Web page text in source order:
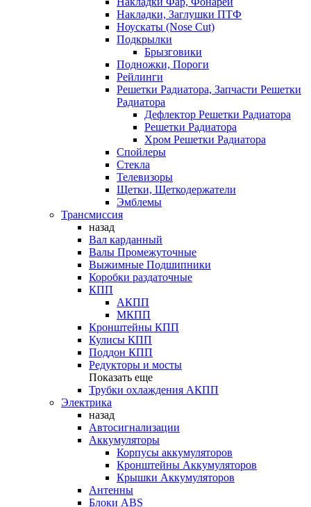
Накладки, Заглушки ПТФ
Ноускаты (Nose Cut)
Подкрылки
Брызговики
Подножки, Пороги
Рейлинги
Решетки Радиатора, Запчасти Решетки
Радиатора
Дефлектор Решетки Радиатора
Решетки Радиатора
Хром Решетки Радиатора
Спойлеры
Стекла
Телевизоры
Щетки, Щеткодержатели
Эмблемы
Трансмиссия
назад
Вал карданный
Валы Промежуточные
Выжимные Подшипники
Коробки раздаточные
КПП
АКПП
МКПП
Кронштейны КПП
Кулисы КПП
Поддон КПП
Редукторы и мосты
Показать еще
Трубки охлаждения АКПП
Электрика
назад
Автосигнализации
Аккумуляторы
Корпусы аккумуляторов
Кронштейны Аккумуляторов
Крышки Аккумуляторов
Антенны
Блоки ABS